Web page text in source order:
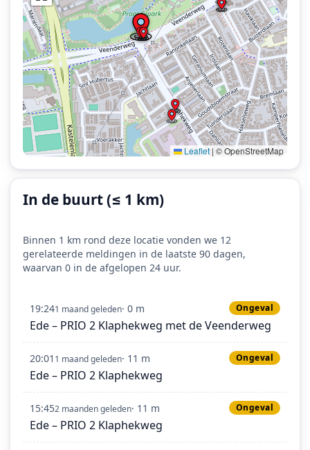
Leaflet | © OpenStreetMap
In de buurt (≤ 1 km)
Binnen 1 km rond deze locatie vonden we 12
gerelateerde meldingen in de laatste 90 dagen,
waarvan 0 in de afgelopen 24 uur.
19:241 maand geleden· 0 m Ongeval
Ede – PRIO 2 Klaphekweg met de Veenderweg
20:01 1 maand geleden· 11 m Ongeval
Ede – PRIO 2 Klaphekweg
15:452 maanden geleden· 11 m Ongeval
Ede – PRIO 2 Klaphekweg